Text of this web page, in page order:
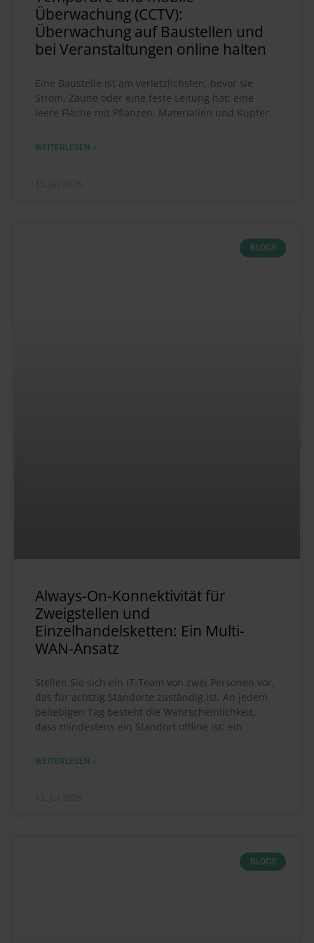
Überwachung (CCTV):
Überwachung auf Baustellen und
bei Veranstaltungen online halten
Eine Baustelle ist am verletzlichsten, bevor sie
Strom, Zäune oder eine feste Leitung hat: eine
leere Fläche mit Pflanzen, Materialien und Kupfer.
WEITERLESEN »
BLOGS
Always-On-Konnektivität für
Zweigstellen und
Einzelhandelsketten: Ein Multi-
WAN-Ansatz
Stellen Sie sich ein IT-Team von zwei Personen vor,
das für achtzig Standorte zuständig ist. An jedem
beliebigen Tag besteht die Wahrscheinlichkeit,
dass mindestens ein Standort offline ist: ein
WEITERLESEN »
BLOGS